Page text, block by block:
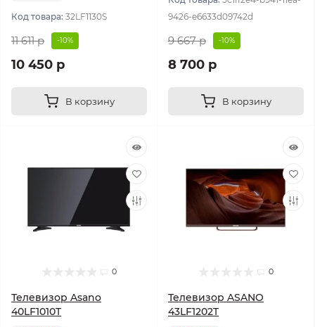
Код товара: 32LF1130S
11 611 р -10%
10 450 р
В корзину
9426-e6633d09742d
9 667 р -10%
8 700 р
В корзину
0
Телевизор Asano
40LF1010T
0
Телевизор ASANO
43LF1202T